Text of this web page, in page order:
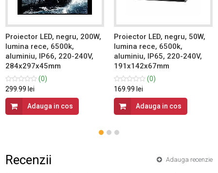
Proiector LED, negru, 200W,
lumina rece, 6500k,
aluminiu, IP66, 220-240V,
284x297x45mm
(0)
299.99 lei
Adauga in cos
Proiector LED, negru, 50W,
lumina rece, 6500k,
aluminiu, IP65, 220-240V,
191x142x67mm
(0)
169.99 lei
Adauga in cos
Recenzii Adauga recenzie